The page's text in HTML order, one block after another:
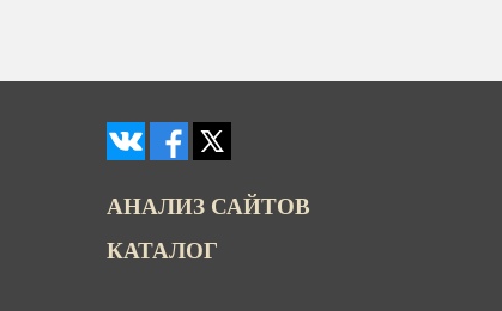
АНАЛИЗ САЙТОВ
КАТАЛОГ